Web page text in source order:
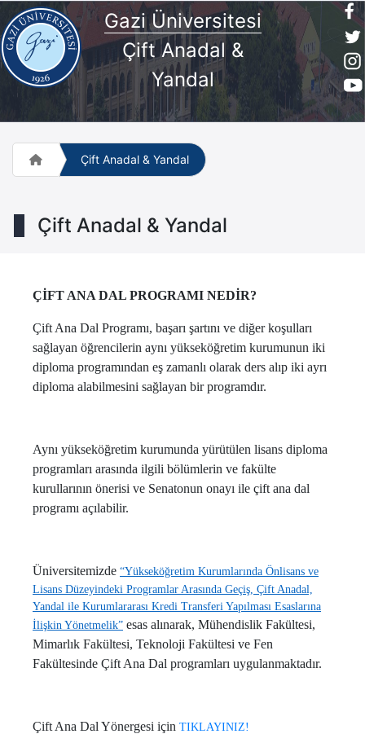
Gazi Üniversitesi
Çift Anadal &
Yandal
Çift Anadal & Yandal
Çift Anadal & Yandal
ÇİFT ANA DAL PROGRAMI NEDİR?
Çift Ana Dal Programı, başarı şartını ve diğer koşulları
sağlayan öğrencilerin aynı yükseköğretim kurumunun iki
diploma programından eş zamanlı olarak ders alıp iki ayrı
diploma alabilmesini sağlayan bir programdır.
Aynı yükseköğretim kurumunda yürütülen lisans diploma
programları arasında ilgili bölümlerin ve fakülte
kurullarının önerisi ve Senatonun onayı ile çift ana dal
programı açılabilir.
Üniversitemizde “Yükseköğretim Kurumlarında Önlisans ve
Lisans Düzeyindeki Programlar Arasında Geçiş, Çift Anadal,
Yandal ile Kurumlararası Kredi Transferi Yapılması Esaslarına
İlişkin Yönetmelik” esas alınarak, Mühendislik Fakültesi,
Mimarlık Fakültesi, Teknoloji Fakültesi ve Fen
Fakültesinde Çift Ana Dal programları uygulanmaktadır.
Çift Ana Dal Yönergesi için TIKLAYINIZ!